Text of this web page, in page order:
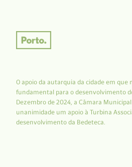
O apoio da autarquia da cidade em que
fundamental para o desenvolvimento
Dezembro de 2024, a Câmara
unanimidade um apoio à Turbina
desenvolvimento da Bedeteca.